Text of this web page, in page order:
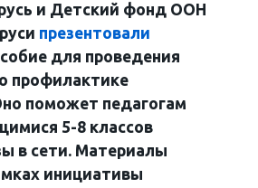
и Детский фонд ООН
презентовали
для проведения
профилактике
поможет педагогам
5-8 классов
в сети. Материалы
инициативы